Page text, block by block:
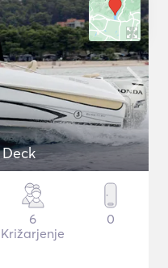
6
Križarjenje
0